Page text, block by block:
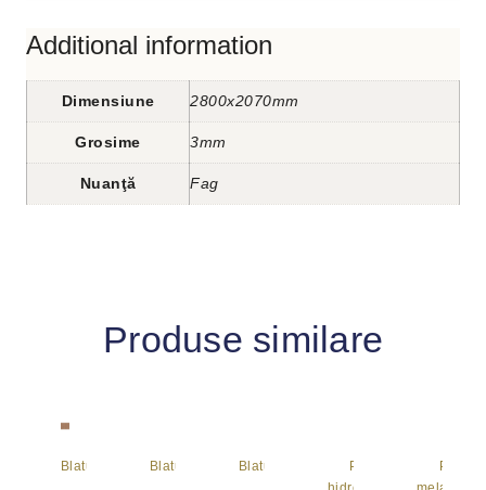
Additional information
Dimensiune 2800x2070mm
Grosime 3mm
Nuanţă Fag
Produse similare
Blaturi Blaturi Blaturi
Pal
Pal